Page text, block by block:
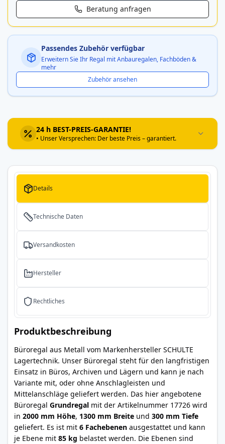
Beratung anfragen
Passendes Zubehör verfügbar
Erweitern Sie Ihr Regal mit Anbauregalen, Fachböden &
mehr
Zubehör ansehen
24 h BEST-PREIS-GARANTIE!
• Unser Versprechen: Der beste Preis – garantiert.
Details
Technische Daten
Versandkosten
Hersteller
Rechtliches
Produktbeschreibung
Büroregal aus Metall vom Markenhersteller SCHULTE
Lagertechnik. Unser Büroregal steht für den langfristigen
Einsatz in Büros, Archiven und Lägern und kann je nach
Variante mit, oder ohne Anschlagleisten und
Mittelanschläge geliefert werden. Das hier angebotene
Büroregal Grundregal mit der Artikelnummer 17726 wird
in 2000 mm Höhe, 1300 mm Breite und 300 mm Tiefe
geliefert. Es ist mit 6 Fachebenen ausgestattet und kann
je Ebene mit 85 kg belastet werden. Die Ebenen sind